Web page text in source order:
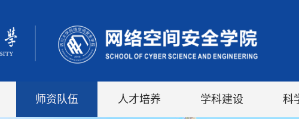
师资队伍 人才培养 学科建设 科